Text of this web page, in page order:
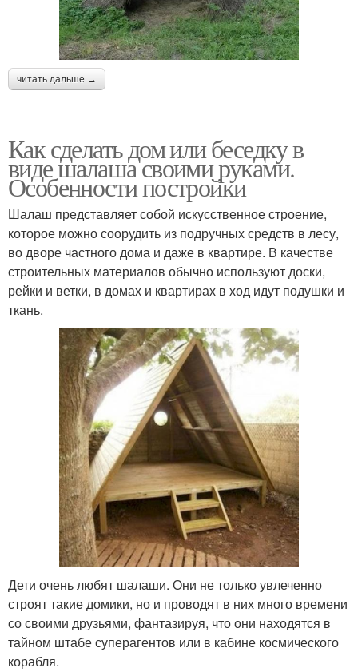
читать дальше →
Как сделать дом или беседку в
виде шалаша своими руками.
Особенности постройки
Шалаш представляет собой искусственное строение,
которое можно соорудить из подручных средств в лесу,
во дворе частного дома и даже в квартире. В качестве
строительных материалов обычно используют доски,
рейки и ветки, в домах и квартирах в ход идут подушки и
ткань.
Дети очень любят шалаши. Они не только увлеченно
строят такие домики, но и проводят в них много времени
со своими друзьями, фантазируя, что они находятся в
тайном штабе суперагентов или в кабине космического
корабля.